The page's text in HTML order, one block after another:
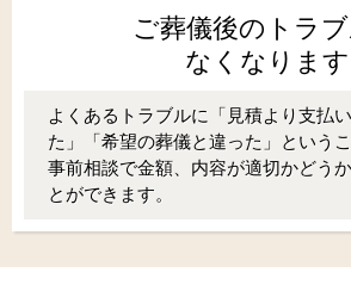
ご葬儀後のトラ
なくなります
よくあるトラブルに「見積より支払
た」「希望の葬儀と違った」という
事前相談で金額、内容が適切かどう
とができます。